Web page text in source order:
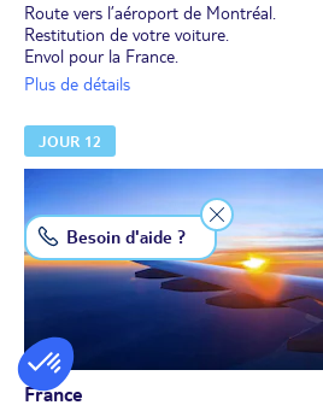
Route vers l’aéroport de Montréal.
Restitution de votre voiture.
Envol pour la France.
Nuit à bord.
Plus de détails
JOUR 12
France
Besoin d'aide ?